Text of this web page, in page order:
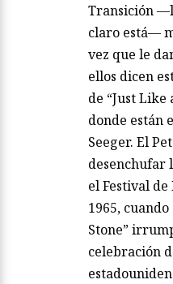
Transición
claro está—
vez que le
ellos dicen
de “Just Like
donde están
Seeger. El
desenchufar
el Festival
1965,
Stone”
celebración